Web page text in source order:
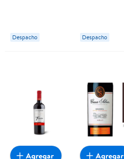
Casas Patronales
Despacho
750 ml Casas
Patronales
Despacho
Agregar Agregar